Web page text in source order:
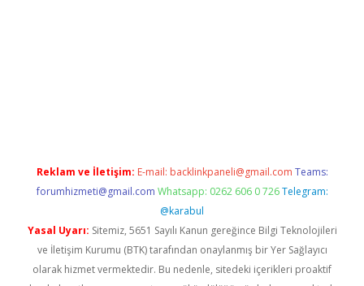
Reklam ve İletişim: E-mail: backlinkpaneli@gmail.com Teams:
forumhizmeti@gmail.com Whatsapp: 0262 606 0 726 Telegram:
@karabul
Yasal Uyarı: Sitemiz, 5651 Sayılı Kanun gereğince Bilgi Teknolojileri
ve İletişim Kurumu (BTK) tarafından onaylanmış bir Yer Sağlayıcı
olarak hizmet vermektedir. Bu nedenle, sitedeki içerikleri proaktif